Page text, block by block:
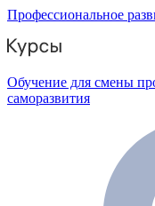
Профессиональное
Обучение для смены
саморазвития